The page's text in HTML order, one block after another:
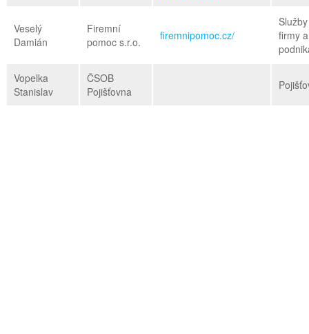
Veselý
Damián
Firemní
pomoc s.r.o.
firemnipomoc.cz/
firmy a
Vopelka
Stanislav
ČSOB
Pojišťovna